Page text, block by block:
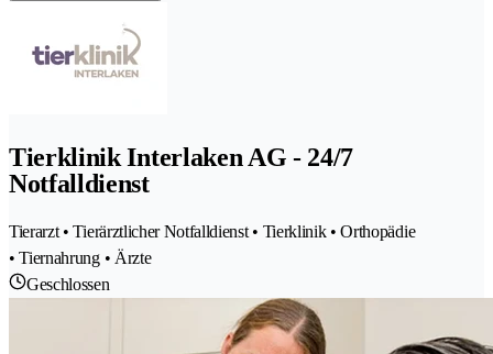
Tierklinik Interlaken AG - 24/7
Notfalldienst
Tierarzt • Tierärztlicher Notfalldienst • Tierklinik • Orthopädie
• Tiernahrung • Ärzte
Geschlossen